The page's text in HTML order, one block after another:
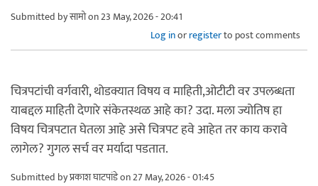
Submitted byसामोon 23 May, 2026 - 20:41
Log inorregisterto post comments
चित्रपटांची वर्गवारी, थोडक्यात विषय व माहिती,ओटीटी वर उपलब्धता
याबद्दल माहिती देणारे संकेतस्थळ आहे का? उदा. मला ज्योतिष हा
विषय चित्रपटात घेतला आहे असे चित्रपट हवे आहेत तर काय करावे
लागेल? गुगल सर्च वर मर्यादा पडतात.
Submitted byप्रकाश घाटपांडेon 27 May, 2026 - 01:45